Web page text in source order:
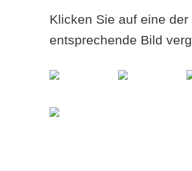
Klicken Sie auf eine
entsprechende Bild